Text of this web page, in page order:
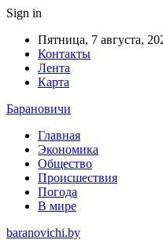
Sign in
Пятница, 7 августа,
Контакты
Лента
Карта
Барановичи
Главная
Экономика
Общество
Происшествия
Погода
В мире
baranovichi.by